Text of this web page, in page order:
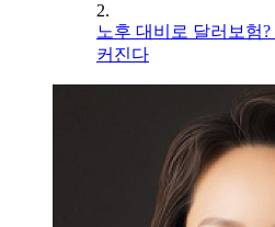
2.
노후 대비로 달러보험
커진다